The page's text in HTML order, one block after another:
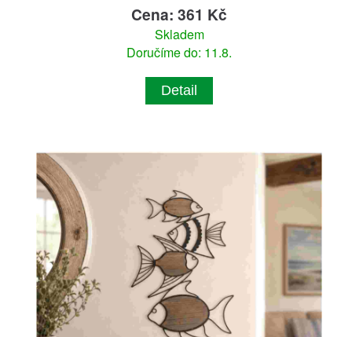
Cena: 361 Kč
Skladem
Doručíme do: 11.8.
Detail